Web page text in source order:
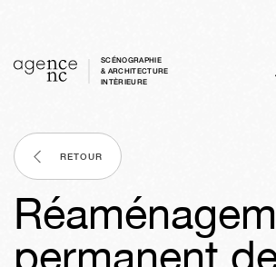
SCÉNOGRAPHIE
& ARCHITECTURE
INTÈRIEURE
RETOUR
permanent